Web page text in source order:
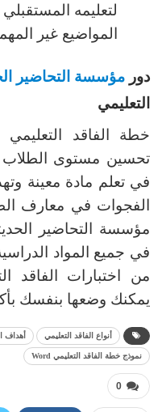
لتعليمه
المواضيع غير
دور مؤسسة التحاضير
التعليمي
خطة الفاقد
تحسين مستوى
في تعلم مادة معينة
الفجوات في معارف
مؤسسة التحاضير
في جميع المواد
من اختبارات الفاقد
يمكنك وضعها بنفسك
أنواع الفاقد التعليمي أهداف
نموذج خطة الفاقد التعليمي Word
0